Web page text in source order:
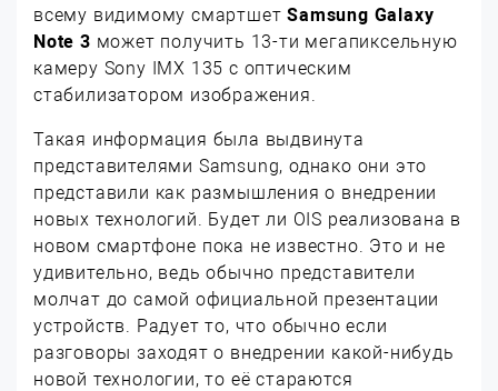
всему видимому смартшетSamsung Galaxy
Note 3 может получить 13-ти мегапиксельную
камеру Sony IMX 135 с оптическим
стабилизатором изображения.
Такая информация была выдвинута
представителями Samsung, однако они это
представили как размышления о внедрении
новых технологий. Будет ли OIS реализована в
новом смартфоне пока не известно. Это и не
удивительно, ведь обычно представители
молчат до самой официальной презентации
устройств. Радует то, что обычно если
разговоры заходят о внедрении какой-нибудь
новой технологии, то её стараются